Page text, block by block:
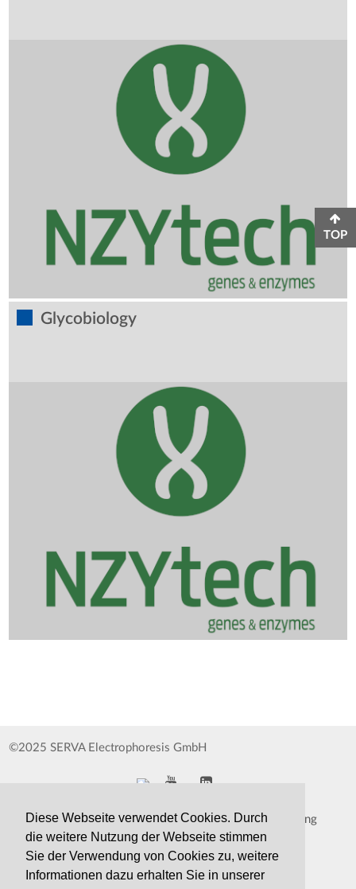
Diese Webseite verwendet Cookies. Durch
die weitere Nutzung der Webseite stimmen
Sie der Verwendung von Cookies zu, weitere
Informationen dazu erhalten Sie in unserer
Glycobiology
©2025 SERVA Electrophoresis GmbH
Impressum Datenschutzerklärung
Kontakt Druckversion
TOP